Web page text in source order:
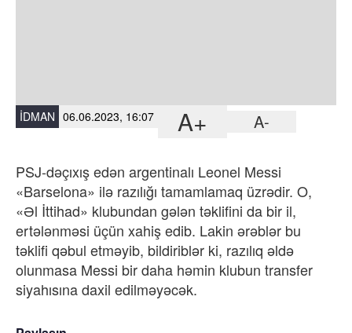
İDMAN 06.06.2023, 16:07 A+ A-
PSJ-dəçıxış edən argentinalı Leonel Messi
«Barselona» ilə razılığı tamamlamaq üzrədir. O,
«Əl İttihad» klubundan gələn təklifini da bir il,
ertələnməsi üçün xahiş edib. Lakin ərəblər bu
təklifi qəbul etməyib, bildiriblər ki, razılıq əldə
olunmasa Messi bir daha həmin klubun transfer
siyahısına daxil edilməyəcək.